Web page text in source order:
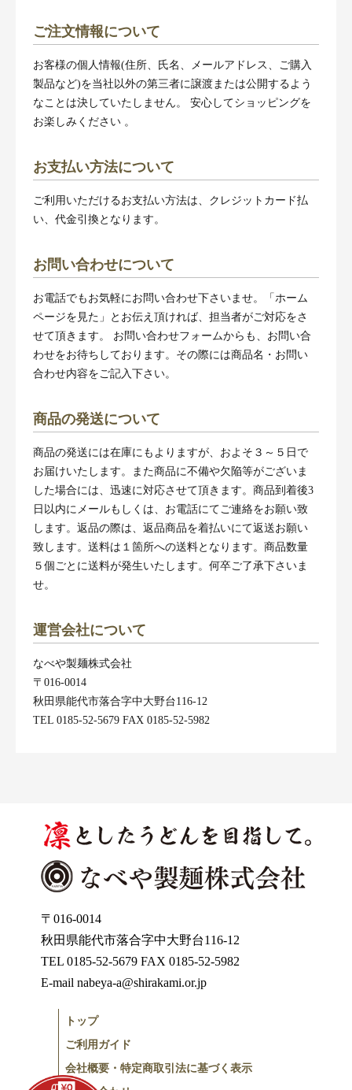
ご注文情報について
お客様の個人情報(住所、氏名、メールアドレス、ご購入
製品など)を当社以外の第三者に譲渡または公開するよう
なことは決していたしません。 安心してショッピングを
お楽しみください 。
お支払い方法について
ご利用いただけるお支払い方法は、クレジットカード払
い、代金引換となります。
お問い合わせについて
お電話でもお気軽にお問い合わせ下さいませ。「ホーム
ページを見た」とお伝え頂ければ、担当者がご対応をさ
せて頂きます。 お問い合わせフォームからも、お問い合
わせをお待ちしております。その際には商品名・お問い
合わせ内容をご記入下さい。
商品の発送について
商品の発送には在庫にもよりますが、およそ３～５日で
お届けいたします。また商品に不備や欠陥等がございま
した場合には、迅速に対応させて頂きます。商品到着後3
日以内にメールもしくは、お電話にてご連絡をお願い致
します。返品の際は、返品商品を着払いにて返送お願い
致します。送料は１箇所への送料となります。商品数量
５個ごとに送料が発生いたします。何卒ご了承下さいま
せ。
運営会社について
なべや製麺株式会社
〒016-0014
秋田県能代市落合字中大野台116-12
TEL 0185-52-5679 FAX 0185-52-5982
〒016-0014
秋田県能代市落合字中大野台116-12
TEL 0185-52-5679 FAX 0185-52-5982
E-mail nabeya-a@shirakami.or.jp
トップ
ご利用ガイド
会社概要・特定商取引法に基づく表示